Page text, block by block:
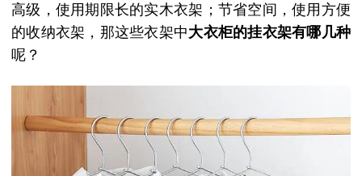
高级，使用期限长的实木衣架；节省空间，使用方便
的收纳衣架，那这些衣架中大衣柜的挂衣架有哪几种
呢？